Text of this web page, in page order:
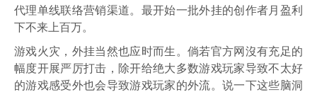
代理单线联络营销渠道。最开始一批外挂的创作者月盈利
下不来上百万。
游戏火灾，外挂当然也应时而生。倘若官方网沒有充足的
幅度开展严厉打击，除开给绝大多数游戏玩家导致不太好
的游戏感受外也会导致游戏玩家的外流。说一下这些脑洞